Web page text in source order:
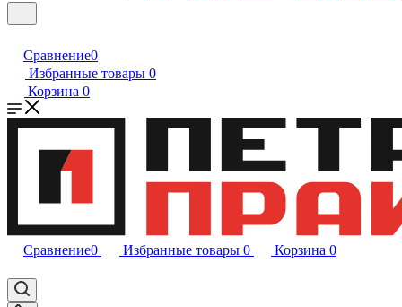
Сравнение0
Избранные товары 0
Корзина 0
Сравнение0 Избранные товары 0 Корзина 0